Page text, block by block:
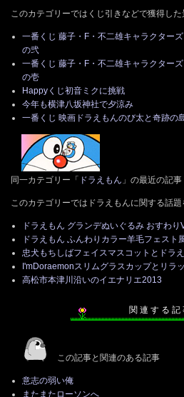
このカテゴリーではくじ引きなどで獲得し
一番くじ 藤子・F・不二雄キャラクター
の弐
一番くじ 藤子・F・不二雄キャラクター
の壱
Happyくじ初音ミクに挑戦
今年も横津八坂神社で夕涼み
一番くじ 映画ドラえもんのび太と奇跡の
同一カテゴリー「 ドラえもん 」の最近の記事
このカテゴリーではドラえもんに関する話
ドラえもん グランデぬいぐるみ おすわり
ドラえもん ふんわりカラー羊毛フェスト
忠犬もちしばフェイスマスコットとドラ
I'mDoraemonスリムグラスカップとリラ
高松市本津川沿いのイエナリエ2013
関 連 す る 記
この記事と関連のある記事
意志の弱い俺
またまたローソンへ